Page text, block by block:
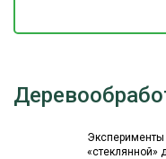
Эксперименты
«стеклянной»